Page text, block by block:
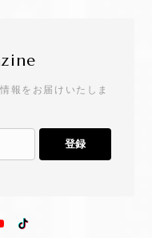
報をお届けいたしま
登録